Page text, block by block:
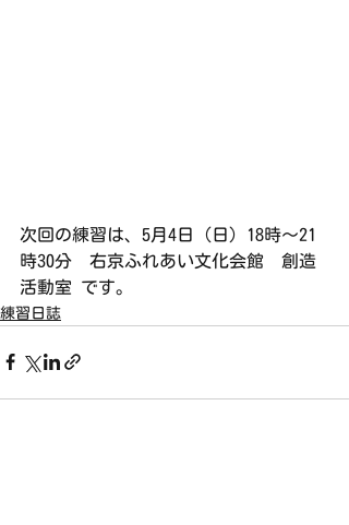
次回の練習は、5月4日（日）18時〜21
時30分　右京ふれあい文化会館　創造
活動室 です。
練習日誌